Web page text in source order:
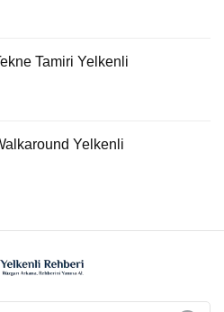
Tamiri Yelkenli
Yelkenli